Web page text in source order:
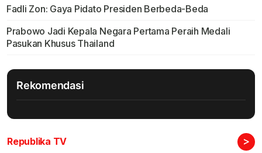
Fadli Zon: Gaya Pidato Presiden Berbeda-Beda
Prabowo Jadi Kepala Negara Pertama Peraih Medali
Pasukan Khusus Thailand
Rekomendasi
Republika TV >